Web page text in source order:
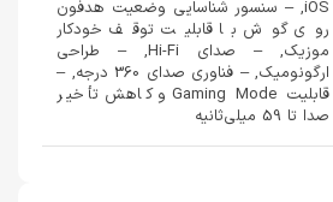
iOS, – سنسور شناسایی وضعیت هدفون
روی گوش با قابلیت توقف خودکار
موزیک, – صدای Hi-Fi, – طراحی
ارگونومیک, – فناوری صدای 360 درجه, –
قابلیت Gaming Mode و کاهش تأخیر
صدا تا 59 میلی‌ثانیه